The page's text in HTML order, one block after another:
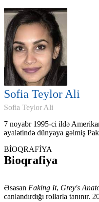
Sofia Teylor Ali
Sofia Teylor Ali
7 noyabr 1995-ci ildə
əyalətində dünyaya gəlmiş
BİOQRAFİYA
Bioqrafiya
Əsasan Faking It, Grey's
canlandırdığı rollarla